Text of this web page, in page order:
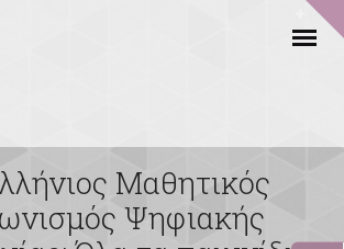
Μαθητικός
Ψηφιακής